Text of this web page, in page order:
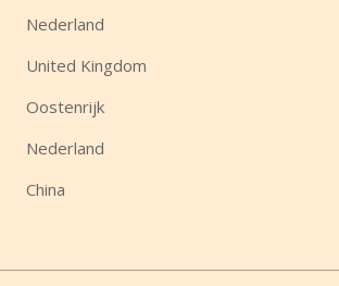
Nederland
United Kingdom
Oostenrijk
Nederland
China